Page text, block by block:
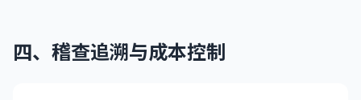
四、稽查追溯与成本控制